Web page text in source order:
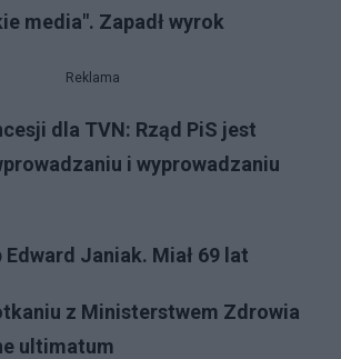
media". Zapadł wyrok
Reklama
dla TVN: Rząd PiS jest
i wyprowadzaniu
Janiak. Miał 69 lat
z Ministerstwem Zdrowia
ultimatum